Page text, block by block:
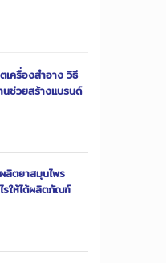
เครื่องสำอาง วิธี
นช่วยสร้างแบรนด์
ลิตยาสมุนไพร
รให้ได้ผลิตภัณฑ์